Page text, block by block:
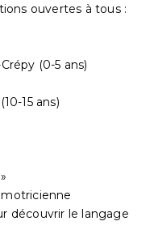
ouvertes à tous :
(0-5 ans)
15 ans)
découvrir le langage